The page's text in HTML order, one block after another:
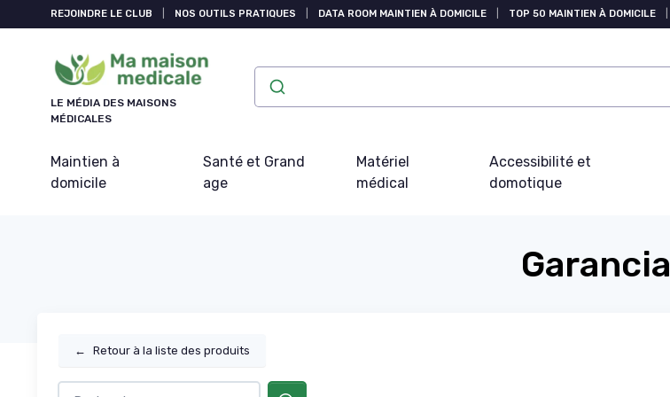
REJOINDRE LE CLUB NOS OUTILS PRATIQUES DATA ROOM MAINTIEN À DOMICILE TOP 50 MAINTIEN À DOMICILE
LE MÉDIA DES MAISONS
MÉDICALES
Maintien à
domicile
Santé et Grand
age
Matériel
médical
Accessibilité et
domotique
Garancia
← Retour à la liste des produits
Panneau de gestion des cookies